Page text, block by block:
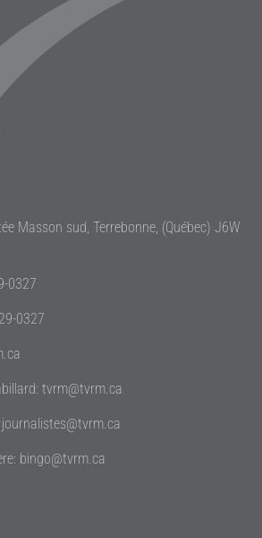
Masson sud, Terrebonne, (Québec) J6W
0327
0327
tvrm@tvrm.ca
bingo@tvrm.ca